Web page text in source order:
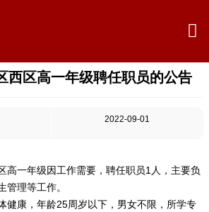

西区高一年级聘任职员的公告
2022-09-01
高一年级因工作需要，聘任职员1人，主要负
管理等工作。
健康，年龄25周岁以下，男女不限，所学专